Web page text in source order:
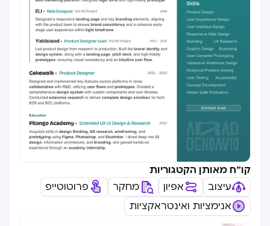
קו״ח מאותן הקטגוריות
עיצוב
אפיון מחקר
פרוטוטייפ
אנימציות ואינטראקציות